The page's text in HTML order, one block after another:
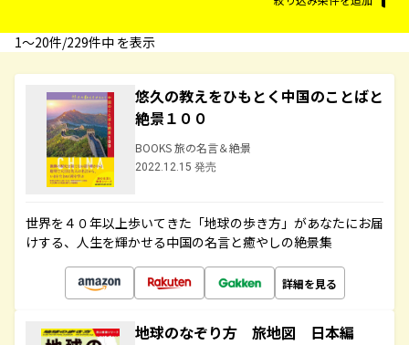
1〜20件/229件中 を表示
悠久の教えをひもとく中国のことばと
絶景１００
BOOKS 旅の名言＆絶景
2022.12.15 発売
世界を４０年以上歩いてきた「地球の歩き方」があなたにお届
けする、人生を輝かせる中国の名言と癒やしの絶景集
詳細を見る
地球のなぞり方 旅地図 日本編